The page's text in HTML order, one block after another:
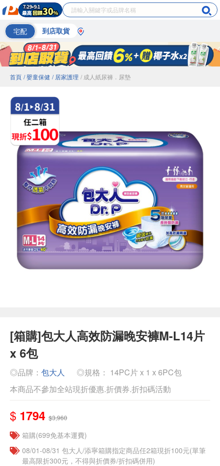
宅配 到店取貨
首頁 / 嬰童保健 / 居家護理 / 成人紙尿褲．尿墊
[箱購]包大人高效防漏晚安褲M-L14片
x 6包
◎品牌： 包大人
◎規格： 14PC片 x 1 x 6PC包
本商品不參加全站現折優惠.折價券.折扣碼活動
$ 1794 $3,960
箱購(699免基本運費)
08/01-08/31 包大人/添寧箱購指定商品任2箱現折100元(單筆
最高限折300元，不得與折價券/折扣碼併用)